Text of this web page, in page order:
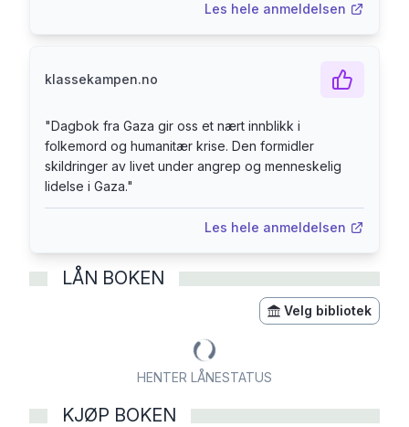
Les hele anmeldelsen
klassekampen.no
"Dagbok fra Gaza gir oss et nært innblikk i
folkemord og humanitær krise. Den formidler
skildringer av livet under angrep og menneskelig
lidelse i Gaza."
Les hele anmeldelsen
LÅN BOKEN
Velg bibliotek
HENTER LÅNESTATUS
KJØP BOKEN